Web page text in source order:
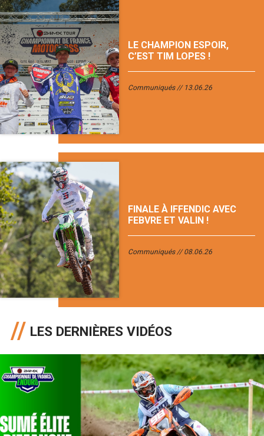
LE CHAMPION ESPOIR,
C’EST TIM LOPES !
Communiqués 13.06.26
FINALE À IFFENDIC AVEC
FEBVRE ET VALIN !
Communiqués 08.06.26
LES DERNIÈRES VIDÉOS